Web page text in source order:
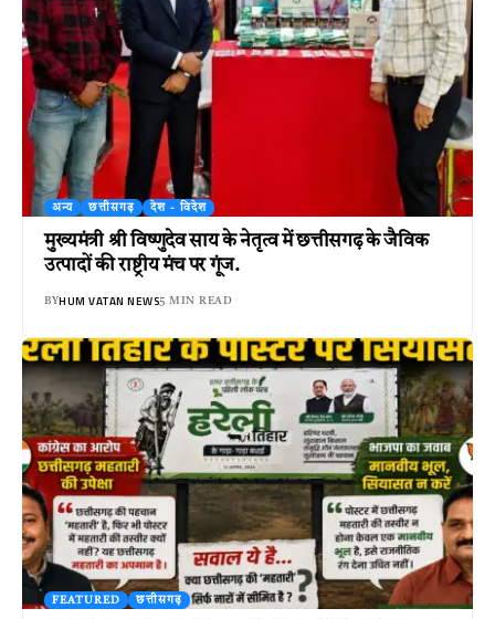
अन्य छत्तीसगढ़ देश - विदेश
मुख्यमंत्री श्री विष्णुदेव साय के नेतृत्व में छत्तीसगढ़ के जैविक
उत्पादों की राष्ट्रीय मंच पर गूंज.
BYHUM VATAN NEWS5 MIN READ
FEATURED छत्तीसगढ़